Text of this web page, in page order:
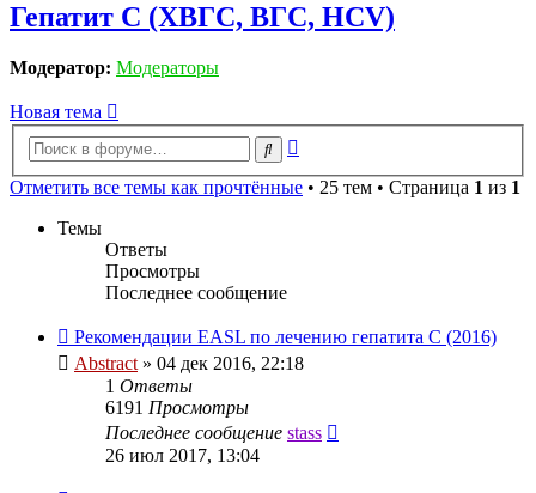
Гепатит C (ХВГС, ВГС, HCV)
Модератор: Модераторы
Новая тема
Поиск
Отметить все темы как прочтённые • 25 тем • Страница 1 из 1
Темы
Ответы
Просмотры
Последнее сообщение
Рекомендации EASL по лечению гепатита С (2016)
Abstract » 04 дек 2016, 22:18
1 Ответы
6191 Просмотры
Последнее сообщение stass
26 июл 2017, 13:04